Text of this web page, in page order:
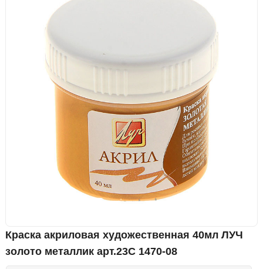
Краска акриловая художественная 40мл ЛУЧ
золото металлик арт.23С 1470-08